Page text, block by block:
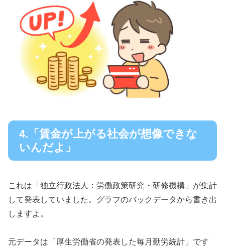
4.「賃金が上がる社会が想像できな
いんだよ」
これは「独立行政法人：労働政策研究・研修機構」が集計
して発表していました。グラフのバックデータから書き出
しますよ。
元データは「厚生労働省の発表した毎月勤労統計」です